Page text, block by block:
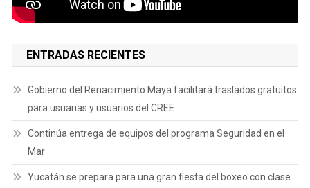
ENTRADAS RECIENTES
Gobierno del Renacimiento Maya facilitará traslados gratuitos
para usuarias y usuarios del CREE
Continúa entrega de equipos del programa Seguridad en el
Mar
Yucatán se prepara para una gran fiesta del boxeo con clase